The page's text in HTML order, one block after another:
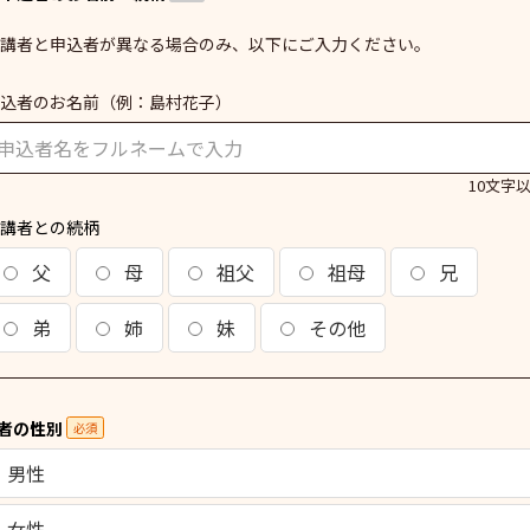
者と申込者が異なる場合のみ、以下にご入力ください。
者のお名前 （例：島村花子）
10文字
者との続柄
父 母 祖父 祖母
兄
弟
姉 妹 その他
の性別 必須
男性